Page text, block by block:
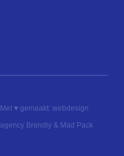
Met ♥︎ gemaakt: webdesign
agency Brendly & Mad Pack